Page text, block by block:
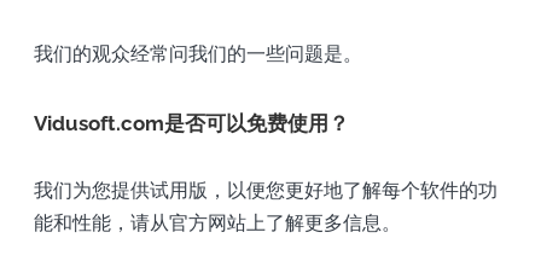
我们的观众经常问我们的一些问题是。
Vidusoft.com是否可以免费使用？
我们为您提供试用版，以便您更好地了解每个软件的功
能和性能，请从官方网站上了解更多信息。